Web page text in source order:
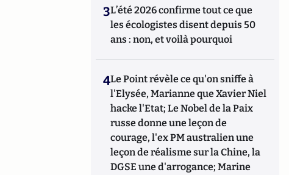
3L’été 2026 confirme tout ce que
les écologistes disent depuis 50
ans : non, et voilà pourquoi
4Le Point révèle ce qu'on sniffe à
l'Elysée, Marianne que Xavier Niel
hacke l'Etat; Le Nobel de la Paix
russe donne une leçon de
courage, l'ex PM australien une
leçon de réalisme sur la Chine, la
DGSE une d'arrogance; Marine